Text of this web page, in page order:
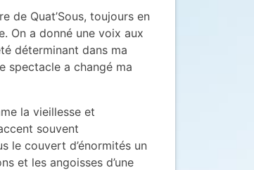
de Quat’Sous, toujours en
On a donné une voix aux
déterminant dans ma
spectacle a changé ma
la vieillesse et
souvent
le couvert d’énormités un
et les angoisses d’une